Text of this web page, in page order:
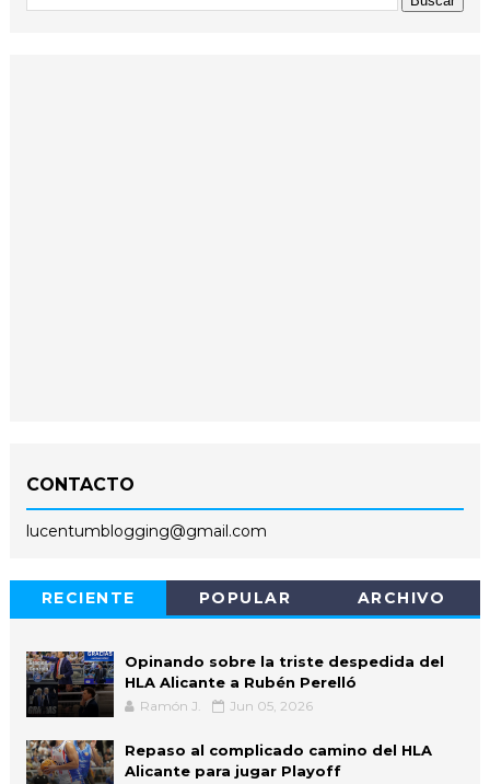
CONTACTO
lucentumblogging@gmail.com
RECIENTE POPULAR ARCHIVO
Opinando sobre la triste despedida del
HLA Alicante a Rubén Perelló
Ramón J. Jun 05, 2026
Repaso al complicado camino del HLA
Alicante para jugar Playoff